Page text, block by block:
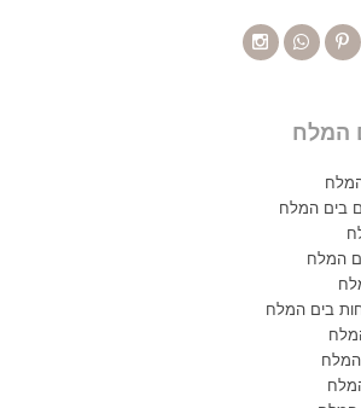
המלח
בים המלח
המלח
בים המלח
המלח